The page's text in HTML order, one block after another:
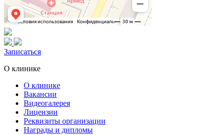
Записаться
О клинике
О клинике
Вакансии
Видеогалерея
Лицензии
Реквизиты организации
Награды и дипломы